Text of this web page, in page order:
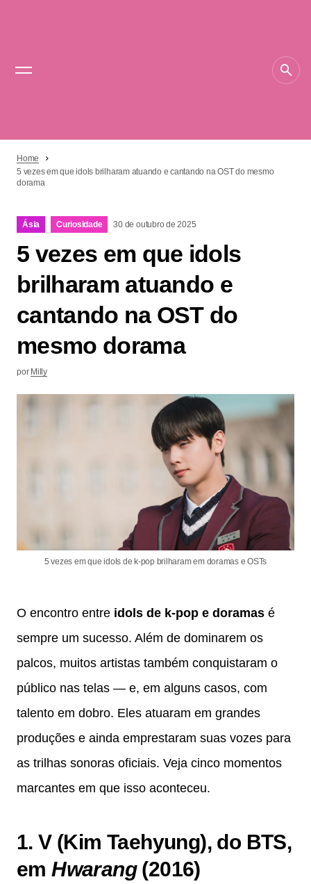
Home
5 vezes em que idols brilharam atuando e cantando na OST do mesmo
dorama
Ásia Curiosidade 30 de outubro de 2025
5 vezes em que idols
brilharam atuando e
cantando na OST do
mesmo dorama
por Milly
5 vezes em que idols de k-pop brilharam em doramas e OSTs
O encontro entre idols de k-pop e doramas é
sempre um sucesso. Além de dominarem os
palcos, muitos artistas também conquistaram o
público nas telas — e, em alguns casos, com
talento em dobro. Eles atuaram em grandes
produções e ainda emprestaram suas vozes para
as trilhas sonoras oficiais. Veja cinco momentos
marcantes em que isso aconteceu.
1. V (Kim Taehyung), do BTS,
emHwarang(2016)